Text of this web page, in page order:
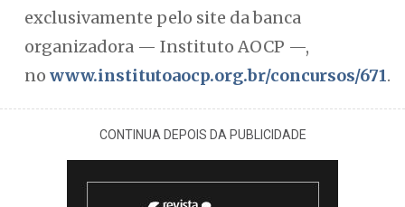
exclusivamente pelo site da banca
organizadora — Instituto AOCP —,
no www.institutoaocp.org.br/concursos/671.
CONTINUA DEPOIS DA PUBLICIDADE